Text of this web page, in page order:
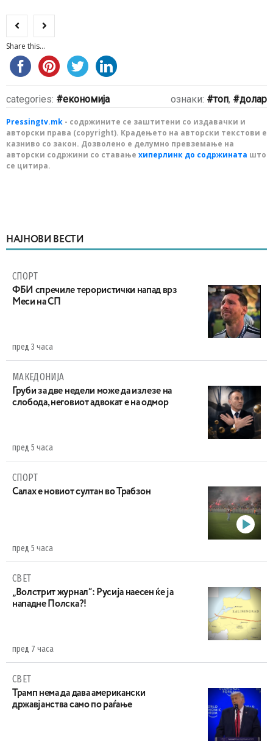
Share this...
categories: економија ознаки: топ, долар
Pressingtv.mk - содржините се заштитени со издавачки и
авторски права (copyright). Крадењето на авторски текстови е
казниво со закон. Дозволено е делумно превземање на
авторски содржини со ставање хиперлинк до содржината што
се цитира.
НАЈНОВИ ВЕСТИ
СПОРТ
ФБИ спречиле терористички напад врз
Меси на СП
пред 3 часа
МАКЕДОНИЈА
Груби за две недели може да излезе на
слобода, неговиот адвокат е на одмор
пред 5 часа
СПОРТ
Салах е новиот султан во Трабзон
пред 5 часа
СВЕТ
„Волстрит журнал“: Русија наесен ќе ја
нападне Полска?!
пред 7 часа
СВЕТ
Трамп нема да дава американски
државјанства само по раѓање